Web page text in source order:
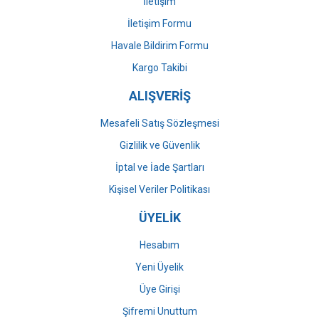
Gönder
İletişim Formu
Havale Bildirim Formu
Kargo Takibi
ALIŞVERİŞ
Mesafeli Satış Sözleşmesi
Gizlilik ve Güvenlik
İptal ve İade Şartları
Kişisel Veriler Politikası
ÜYELİK
Hesabım
Yeni Üyelik
Üye Girişi
Şifremi Unuttum